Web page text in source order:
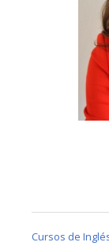
Cursos de